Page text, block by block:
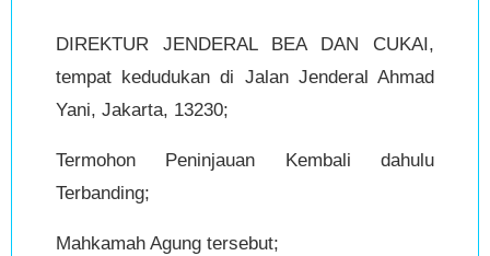
DIREKTUR JENDERAL BEA DAN CUKAI,
tempat kedudukan di Jalan Jenderal Ahmad
Yani, Jakarta, 13230;
Termohon Peninjauan Kembali dahulu
Terbanding;
Mahkamah Agung tersebut;